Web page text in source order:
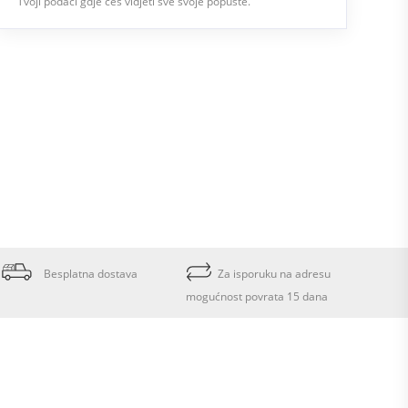
Besplatna dostava
Za isporuku na adresu
mogućnost povrata 15 dana